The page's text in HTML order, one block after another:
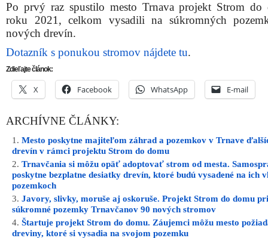
Po prvý raz spustilo mesto Trnava projekt Strom
roku 2021, celkom vysadili na súkromných
nových drevín.
Dotazník s ponukou stromov nájdete tu.
Zdieľajte článok:
X Facebook WhatsApp E-mail
ARCHÍVNE ČLÁNKY:
Mesto poskytne majiteľom záhrad a pozemkov v Trnave
drevín v rámci projektu Strom do domu
Trnavčania si môžu opäť adoptovať strom od mesta.
poskytne bezplatne desiatky drevín, ktoré budú vysadené na ich
pozemkoch
Javory, slivky, moruše aj oskoruše. Projekt Strom do domu
súkromné pozemky Trnavčanov 90 nových stromov
Štartuje projekt Strom do domu. Záujemci môžu mesto
dreviny, ktoré si vysadia na svojom pozemku